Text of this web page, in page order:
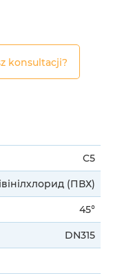
konsultacji?
C5
(ПВХ)
45°
DN315